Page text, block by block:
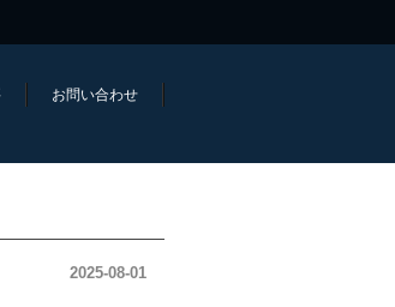
お問い合わせ
2025-08-01